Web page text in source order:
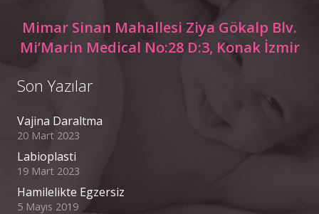
Mimar Sinan Mahallesi Ziya Gökalp Blv.
Mi’Marin Medical No:28 D:3, Konak İzmir
Son Yazılar
Vajina Daraltma
20 Mart 2023
Labioplasti
19 Mart 2023
Hamilelikte Egzersiz
5 Mayıs 2019